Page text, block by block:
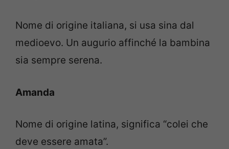
Nome di origine italiana, si usa sina dal
medioevo. Un augurio affinché la bambina
sia sempre serena.
Amanda
Nome di origine latina, significa “colei che
deve essere amata”.